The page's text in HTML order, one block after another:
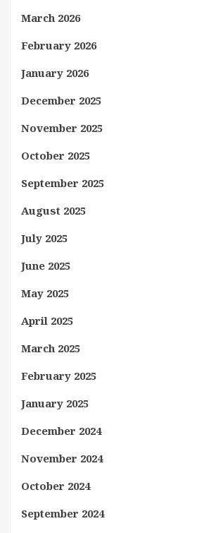
March 2026
February 2026
January 2026
December 2025
November 2025
October 2025
September 2025
August 2025
July 2025
June 2025
May 2025
April 2025
March 2025
February 2025
January 2025
December 2024
November 2024
October 2024
September 2024